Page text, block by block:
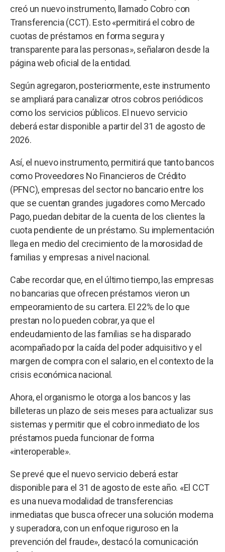
creó un nuevo instrumento, llamado Cobro con
Transferencia (CCT). Esto «permitirá el cobro de
cuotas de préstamos en forma segura y
transparente para las personas», señalaron desde la
página web oficial de la entidad.
Según agregaron, posteriormente, este instrumento
se ampliará para canalizar otros cobros periódicos
como los servicios públicos. El nuevo servicio
deberá estar disponible a partir del 31 de agosto de
2026.
Así, el nuevo instrumento, permitirá que tanto bancos
como Proveedores No Financieros de Crédito
(PFNC), empresas del sector no bancario entre los
que se cuentan grandes jugadores como Mercado
Pago, puedan debitar de la cuenta de los clientes la
cuota pendiente de un préstamo. Su implementación
llega en medio del crecimiento de la morosidad de
familias y empresas a nivel nacional.
Cabe recordar que, en el último tiempo, las empresas
no bancarias que ofrecen préstamos vieron un
empeoramiento de su cartera. El 22% de lo que
prestan no lo pueden cobrar, ya que el
endeudamiento de las familias se ha disparado
acompañado por la caída del poder adquisitivo y el
margen de compra con el salario, en el contexto de la
crisis económica nacional.
Ahora, el organismo le otorga a los bancos y las
billeteras un plazo de seis meses para actualizar sus
sistemas y permitir que el cobro inmediato de los
préstamos pueda funcionar de forma
«interoperable».
Se prevé que el nuevo servicio deberá estar
disponible para el 31 de agosto de este año. «El CCT
es una nueva modalidad de transferencias
inmediatas que busca ofrecer una solución moderna
y superadora, con un enfoque riguroso en la
prevención del fraude», destacó la comunicación